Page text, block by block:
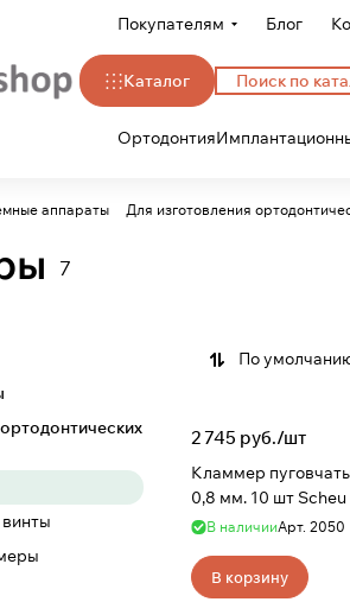
Покупателям Блог
Каталог
Ортодонтия
аппараты Для изготовления
7
По
2 745 руб./шт
Кламмер пуговчатый Scheu-
0,8 мм. 10 шт
В наличииАрт. 2050
В корзину